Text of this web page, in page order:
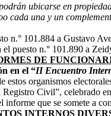
ubicarse en
cada una y un
n.° 101.884 a Gustavo
puesto n.° 101.890 a
DE
en el “II Encuentro
estos organismos
Civil”, celebrado
informe que se somete a
INTERNOS